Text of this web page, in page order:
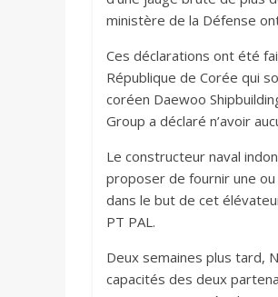
ministère de la Défense
Ces déclarations ont été
République de Corée qui
coréen Daewoo
Group a déclaré n’avoir
Le constructeur naval
proposer de fournir une ou
dans le but de cet
PT PAL.
Deux semaines plus tard,
capacités des deux